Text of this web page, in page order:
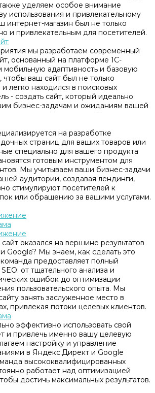
уделяем особое внимание
использования и привлекательному
интернет-магазин был не только
и привлекательным для посетителей.
мы разработаем современный
основанный на платформе 1С-
адаптивность и базовую
чтобы ваш сайт был не только
легко находился в поисковых
- создать сайт, который идеально
бизнес-задачам и ожиданиям вашей
на разработке
страниц для ваших товаров или
специально для вашего продукта
готовым инструментом для
Мы учитываем ваши бизнес-задачи
аудитории, создавая лендинги,
стимулируют посетителей к
или обращению за вашими услугами.
оказался на вершине результатов
Google? Мы знаем, как сделать это
предоставляет полный
от тщательного анализа и
ошибок до оптимизации
пользовательского опыта. Мы
занять заслуженное место в
привлекая потоки целевых клиентов.
эффективно использовать свой
и привлечь именно вашу целевую
настройку и управление
в Яндекс.Директ и Google
высококвалифицированных
работает над оптимизацией
достичь максимальных результатов.